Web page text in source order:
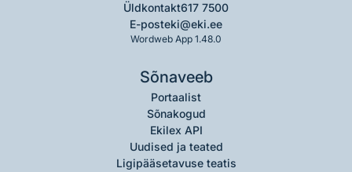
Üldkontakt617 7500
E-posteki@eki.ee
Wordweb App 1.48.0
Sõnaveeb
Portaalist
Sõnakogud
Ekilex API
Uudised ja teated
Ligipääsetavuse teatis